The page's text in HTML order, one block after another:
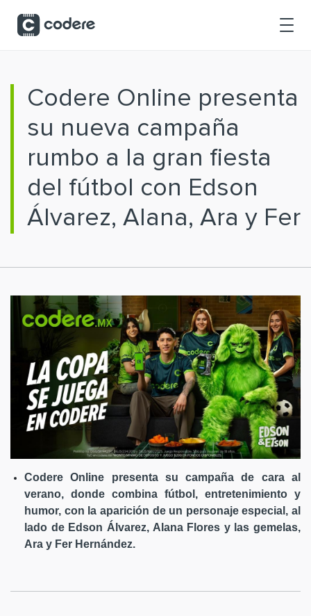
Codere Online presenta
su nueva campaña
rumbo a la gran fiesta
del fútbol con Edson
Álvarez, Alana, Ara y Fer
Codere Online presenta su campaña de cara al
verano, donde combina fútbol, entretenimiento y
humor, con la aparición de un personaje especial, al
lado de Edson Álvarez, Alana Flores y las gemelas,
Ara y Fer Hernández.